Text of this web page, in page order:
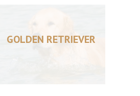
GOLDEN RETRIEVER